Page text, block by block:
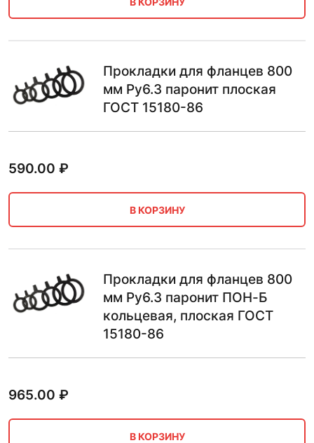
Прокладки для фланцев 800
мм Ру6.3 паронит плоская
ГОСТ 15180-86
590.00 ₽
В КОРЗИНУ
Прокладки для фланцев 800
мм Ру6.3 паронит ПОН-Б
кольцевая, плоская ГОСТ
15180-86
965.00 ₽
В КОРЗИНУ